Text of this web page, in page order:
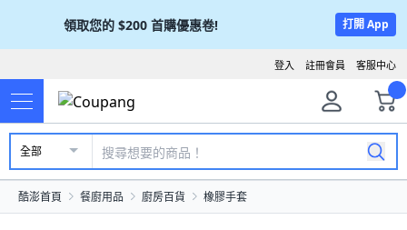
領取您的 $200 首購優惠卷! 打開 App
客服中心
註冊會員
登入
全部
酷澎首頁 餐廚用品 廚房百貨 橡膠手套